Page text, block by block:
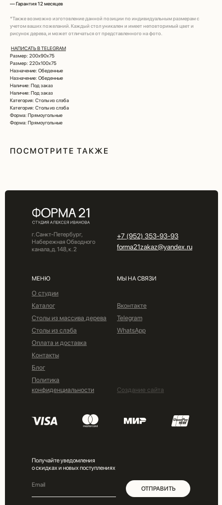
—Гарантия 12 месяцев
*Также возможно изготовление данной позиции по индивидуальным размерам с
учетом ваших пожеланий. Каждый стол уникален и имеет неповторимый цвет и
рисунок дерева, и может отличаться от представленного на фото.
НАПИСАТЬ В TELEGRAM
Размер: 200х90х75
Размер: 220х100х75
Назначение: Обеденные
Назначение: Обеденные
Наличие: Под заказ
Наличие: Под заказ
Категория: Столы из слэба
Категория: Столы из слэба
Форма: Прямоугольные
Форма: Прямоугольные
ПОСМОТРИТЕ ТАКЖЕ
+7 (952) 353-93-93
forma21zakaz@yandex.ru
Получайте уведомления
о скидках и новых поступлениях
г. Санкт-Петербург,
Набережная Обводного
канала, д. 148, к. 2
ОТПРАВИТЬ
МЕНЮ
О студии
Каталог
Столы из массива дерева
Столы из слэба
Оплата и доставка
Контакты
Блог
Политика
конфиденциальности
МЫ НА СВЯЗИ
Вконтакте
WhatsApp
Telegram
Создание сайта